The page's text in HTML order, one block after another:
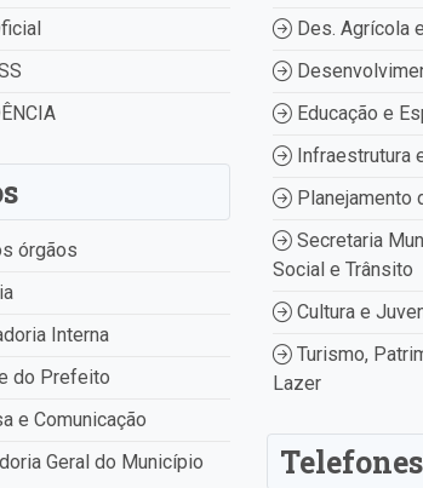
órgãos
Interna
do Prefeito
e Comunicação
Geral do Município
Des. Agrícola
Educação e
Infraestrutura
Planejamento
Secretaria
Social e Trânsito
Cultura e
Turismo,
Lazer